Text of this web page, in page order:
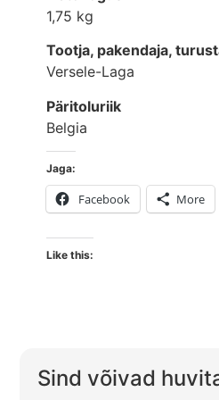
1,75 kg
Tootja, pakendaja,
Versele-Laga
Päritoluriik
Belgia
Jaga:
Facebook More
Like this:
Sind võivad